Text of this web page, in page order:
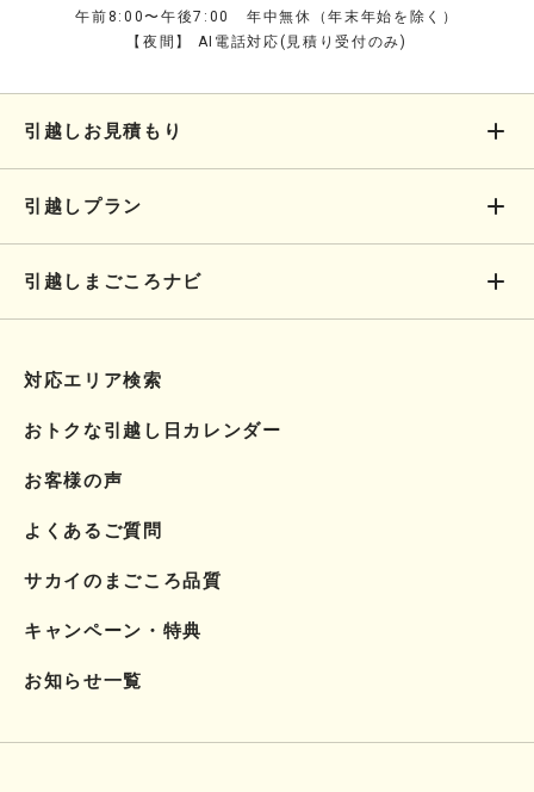
午前8:00〜午後7:00 年中無休（年末年始を除く）
【夜間】 AI電話対応(見積り受付のみ)
引越しお見積もり
引越しプラン
引越しまごころナビ
対応エリア検索
おトクな引越し日カレンダー
お客様の声
よくあるご質問
サカイのまごころ品質
キャンペーン・特典
お知らせ一覧